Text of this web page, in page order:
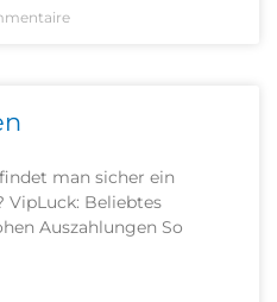
man sicher ein
VipLuck: Beliebtes
Auszahlungen So